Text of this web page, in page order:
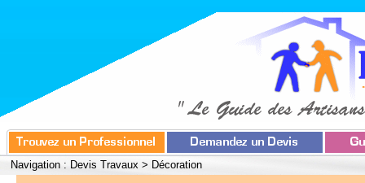
Navigation : Devis Travaux > Décoration